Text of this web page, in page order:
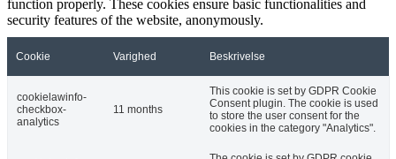
function properly. These cookies ensure basic functionalities and
security features of the website, anonymously.
Cookie Varighed Beskrivelse
cookielawinfo-
checkbox-
analytics
11 months
This cookie is set by GDPR Cookie
Consent plugin. The cookie is used
to store the user consent for the
cookies in the category "Analytics".